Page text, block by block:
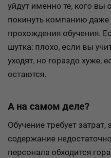
уйдут именно те, кого вы
покинуть компанию даже
прохождения обучения.
шутка: плохо, если вы
уходят, но гораздо хуже,
остаются.
А на самом деле?
Обучение требует затрат,
содержание
персонала обходится